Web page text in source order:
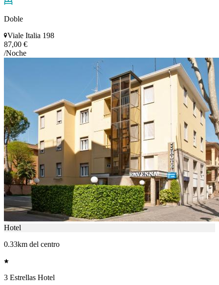
Doble
Viale Italia 198
87,00 €
/Noche
Hotel
0.33km del centro
3 Estrellas Hotel